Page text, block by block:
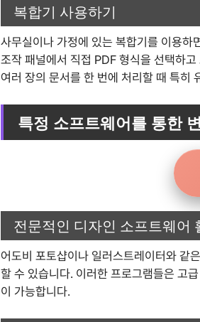
복합기 사용하기
사무실이나 가정에 있는 복합기를 이용하
조작 패널에서 직접 PDF 형식을 선택하
여러 장의 문서를 한 번에 처리할 때 특히
특정 소프트웨어를 통한
전문적인 디자인 소프트웨어
어도비 포토샵이나 일러스트레이터와 같
할 수 있습니다. 이러한 프로그램들은 고
이 가능합니다.